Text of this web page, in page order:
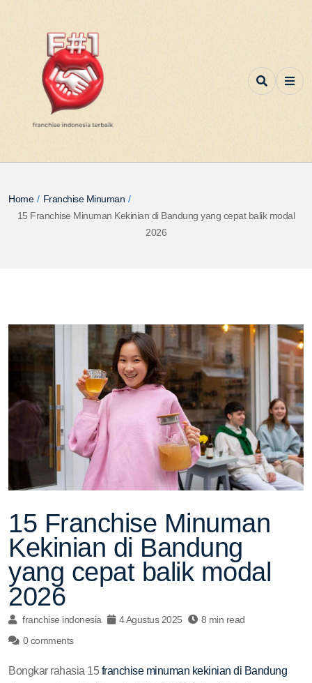
Home / Franchise Minuman /
15 Franchise Minuman Kekinian di Bandung yang cepat balik modal
2026
15 Franchise Minuman
Kekinian di Bandung
yang cepat balik modal
2026
franchise indonesia 4 Agustus 2025
8 min read
0 comments
Bongkar rahasia 15franchise minuman kekinian di Bandung